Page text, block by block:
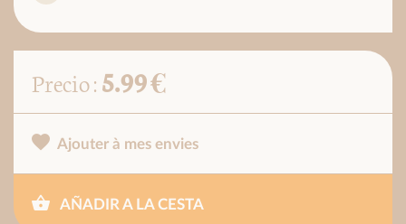
Precio :5.99 €
Ajouter à mes envies
AÑADIR A LA CESTA